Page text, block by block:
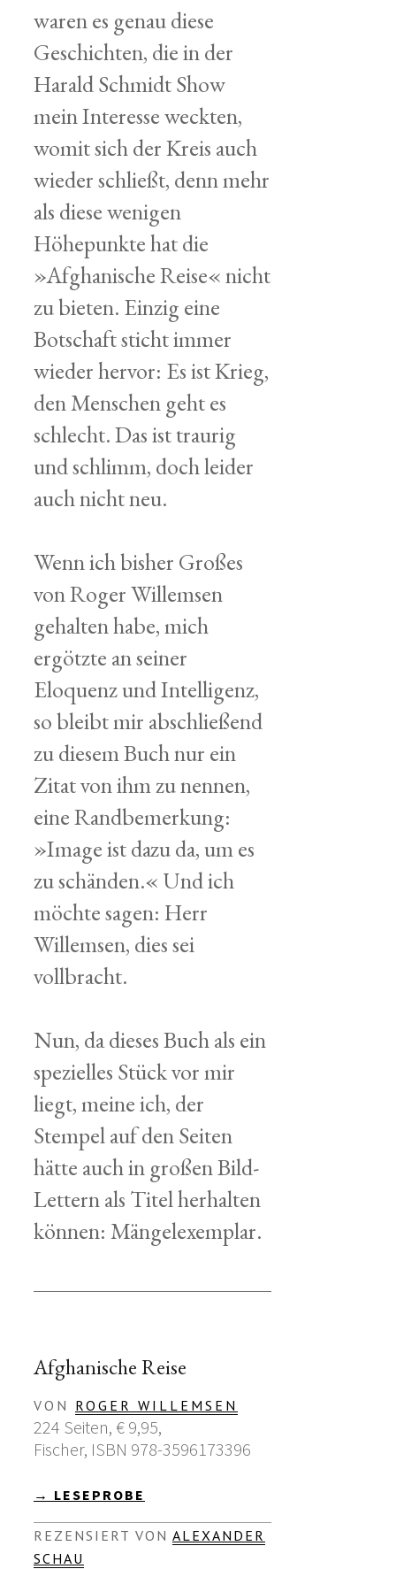
waren es genau diese
Geschichten, die in der
Harald Schmidt Show
mein Interesse weckten,
womit sich der Kreis auch
wieder schließt, denn mehr
als diese wenigen
Höhepunkte hat die
»Afghanische Reise« nicht
zu bieten. Einzig eine
Botschaft sticht immer
wieder hervor: Es ist Krieg,
den Menschen geht es
schlecht. Das ist traurig
und schlimm, doch leider
auch nicht neu.
Wenn ich bisher Großes
von Roger Willemsen
gehalten habe, mich
ergötzte an seiner
Eloquenz und Intelligenz,
so bleibt mir abschließend
zu diesem Buch nur ein
Zitat von ihm zu nennen,
eine Randbemerkung:
»Image ist dazu da, um es
zu schänden.« Und ich
möchte sagen: Herr
Willemsen, dies sei
vollbracht.
Nun, da dieses Buch als ein
spezielles Stück vor mir
liegt, meine ich, der
Stempel auf den Seiten
hätte auch in großen Bild-
Lettern als Titel herhalten
können: Mängelexemplar.
Afghanische Reise
VON ROGER WILLEMSEN
224 Seiten, € 9,95,
Fischer, ISBN 978-3596173396
→ LESEPROBE
REZENSIERT VON ALEXANDER
SCHAU